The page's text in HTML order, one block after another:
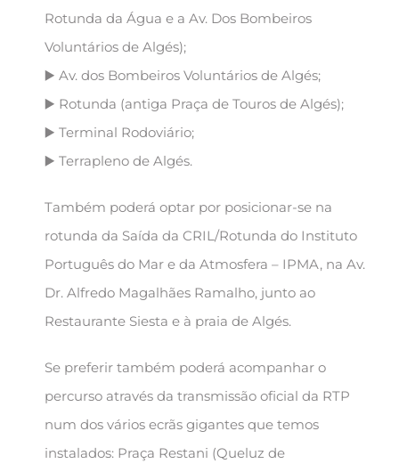
Rotunda da Água e a Av. Dos Bombeiros
Voluntários de Algés);
▶️ Av. dos Bombeiros Voluntários de Algés;
▶️ Rotunda (antiga Praça de Touros de Algés);
▶️ Terminal Rodoviário;
▶️ Terrapleno de Algés.
Também poderá optar por posicionar-se na
rotunda da Saída da CRIL/Rotunda do Instituto
Português do Mar e da Atmosfera – IPMA, na Av.
Dr. Alfredo Magalhães Ramalho, junto ao
Restaurante Siesta e à praia de Algés.
Se preferir também poderá acompanhar o
percurso através da transmissão oficial da RTP
num dos vários ecrãs gigantes que temos
instalados: Praça Restani (Queluz de